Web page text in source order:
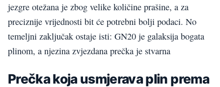
jezgre otežana je zbog velike količine prašine, a za
preciznije vrijednosti bit će potrebni bolji podaci. No
temeljni zaključak ostaje isti: GN20 je galaksija bogata
plinom, a njezina zvjezdana prečka je stvarna
Prečka koja usmjerava plin prema